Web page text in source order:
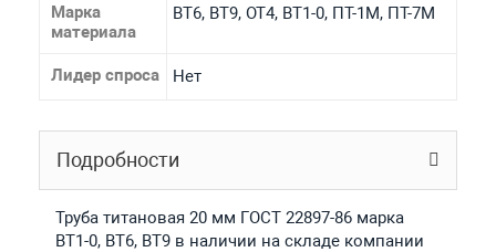
Марка
материала
ВТ6, ВТ9, ОТ4, ВТ1-0, ПТ-1М, ПТ-7М
Лидер спроса Нет
Подробности
Труба титановая 20 мм ГОСТ 22897-86 марка
ВТ1-0, ВТ6, ВТ9 в наличии на складе компании